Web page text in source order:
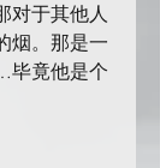
对于其他人
烟。那是一
竟他是个